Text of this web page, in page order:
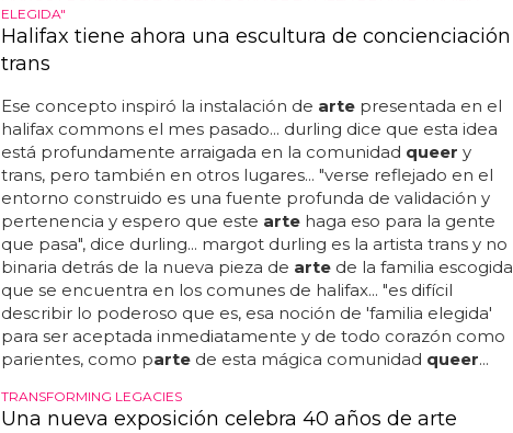
ELEGIDA"
Halifax tiene ahora una escultura de concienciación
trans
Ese concepto inspiró la instalación de artepresentada en el
halifax commons el mes pasado... durling dice que esta idea
está profundamente arraigada en la comunidad queer y
trans, pero también en otros lugares... "verse reflejado en el
entorno construido es una fuente profunda de validación y
pertenencia y espero que este artehaga eso para la gente
que pasa", dice durling... margot durling es la artista trans y no
binaria detrás de la nueva pieza de artede la familia escogida
que se encuentra en los comunes de halifax... "es difícil
describir lo poderoso que es, esa noción de 'familia elegida'
para ser aceptada inmediatamente y de todo corazón como
parientes, como partede esta mágica comunidad queer...
TRANSFORMING LEGACIES
Una nueva exposición celebra 40 años de arte